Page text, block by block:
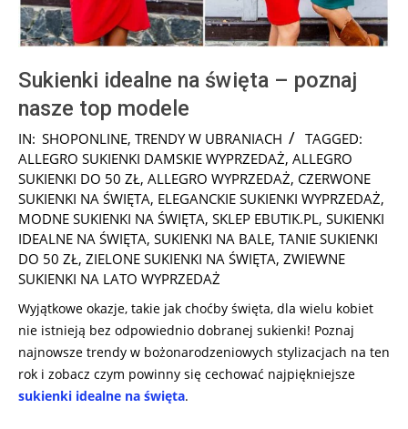
Sukienki idealne na święta – poznaj
nasze top modele
2025-
01-
16
IN: SHOPONLINE, TRENDY W UBRANIACH
TAGGED:
ALLEGRO SUKIENKI DAMSKIE WYPRZEDAŻ, ALLEGRO
SUKIENKI DO 50 ZŁ, ALLEGRO WYPRZEDAŻ, CZERWONE
SUKIENKI NA ŚWIĘTA, ELEGANCKIE SUKIENKI WYPRZEDAŻ,
MODNE SUKIENKI NA ŚWIĘTA, SKLEP EBUTIK.PL, SUKIENKI
IDEALNE NA ŚWIĘTA, SUKIENKI NA BALE, TANIE SUKIENKI
DO 50 ZŁ, ZIELONE SUKIENKI NA ŚWIĘTA, ZWIEWNE
SUKIENKI NA LATO WYPRZEDAŻ
Wyjątkowe okazje, takie jak choćby święta, dla wielu kobiet
nie istnieją bez odpowiednio dobranej sukienki! Poznaj
najnowsze trendy w bożonarodzeniowych stylizacjach na ten
rok i zobacz czym powinny się cechować najpiękniejsze
sukienki idealne na święta.